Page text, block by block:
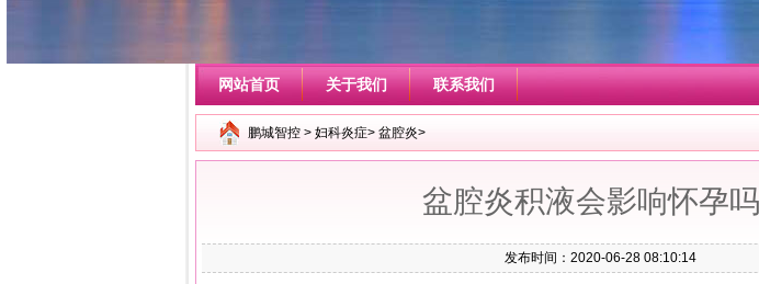
网站首页 关于我们 联系我们
鹏城智控 > 妇科炎症> 盆腔炎>
盆腔炎积液会影响怀孕
发布时间：2020-06-28 08:10:14